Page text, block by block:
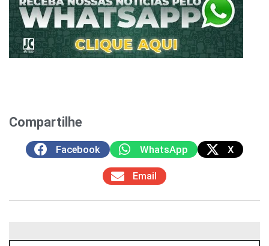
Compartilhe
Facebook WhatsApp X
Email